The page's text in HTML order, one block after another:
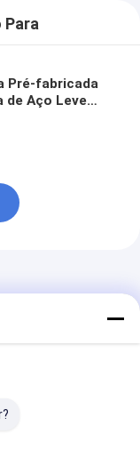
Para
Pré-fabricada
de Aço Leve